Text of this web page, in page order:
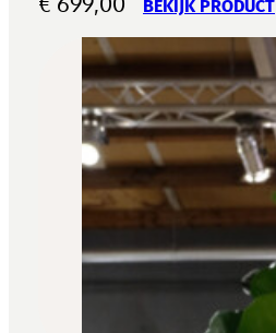
BEKIJK PRODUCT